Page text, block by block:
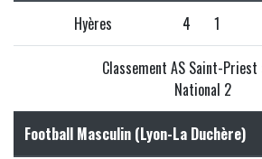
Hyères 4 1
Classement AS Saint-Priest
National 2
Football Masculin (Lyon-La Duchère)